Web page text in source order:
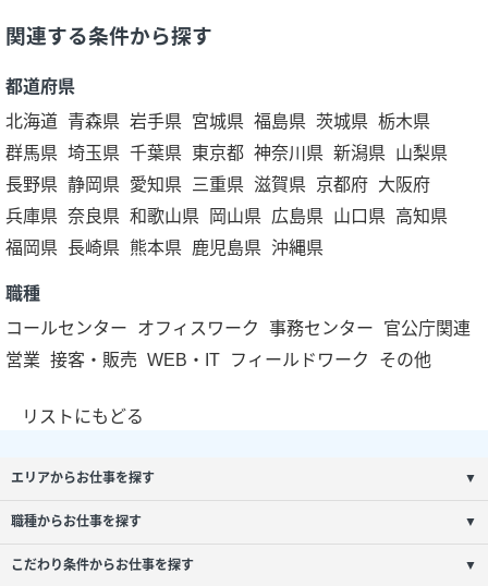
関連する条件から探す
都道府県
北海道 青森県 岩手県 宮城県 福島県 茨城県 栃木県
群馬県 埼玉県 千葉県 東京都 神奈川県 新潟県 山梨県
長野県 静岡県 愛知県 三重県 滋賀県 京都府 大阪府
兵庫県 奈良県 和歌山県 岡山県 広島県 山口県 高知県
福岡県 長崎県 熊本県 鹿児島県 沖縄県
職種
コールセンター
オフィスワーク 事務センター
官公庁関連
営業 接客・販売 WEB・IT フィールドワーク その他
リストにもどる
エリアからお仕事を探す ▼
職種からお仕事を探す ▼
こだわり条件からお仕事を探す ▼